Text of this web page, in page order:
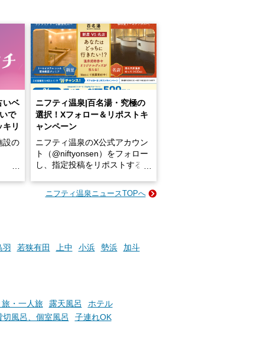
いベ
で
リ
設の
し
ろ
ニフティ温泉|百名湯・究極の
選択！Xフォロー＆リポストキ
ャンペーン
ニフティ温泉のX公式アカウン
ト（@niftyonsen）をフォロー
し、指定投稿をリポストする
GIFT500円分をプレゼントい
ニフティ温泉ニュースTOPへ
羽 若狭有田 上中 小浜 勢浜
加斗
・一人旅 露天風呂
ホテル
切風呂、個室風呂
子連れOK